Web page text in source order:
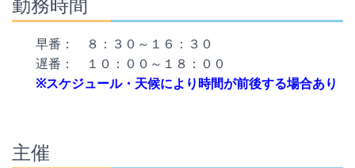
早番： ８：３０～１６：３０
遅番： １０：００～１８：００
※スケジュール・天候により時間が前後する場合あり
主催